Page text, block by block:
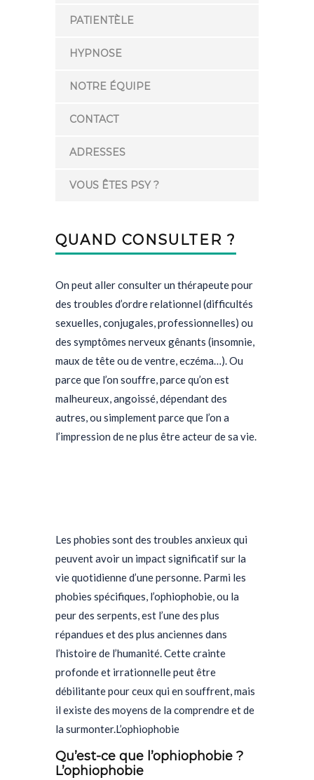
PATIENTÈLE
HYPNOSE
NOTRE ÉQUIPE
CONTACT
ADRESSES
VOUS ÊTES PSY ?
QUAND CONSULTER ?
On peut aller consulter un thérapeute pour
des troubles d’ordre relationnel (difficultés
sexuelles, conjugales, professionnelles) ou
des symptômes nerveux gênants (insomnie,
maux de tête ou de ventre, eczéma…). Ou
parce que l’on souffre, parce qu’on est
malheureux, angoissé, dépendant des
autres, ou simplement parce que l’on a
l’impression de ne plus être acteur de sa vie.
Les phobies sont des troubles anxieux qui
peuvent avoir un impact significatif sur la
vie quotidienne d’une personne. Parmi les
phobies spécifiques, l’ophiophobie, ou la
peur des serpents, est l’une des plus
répandues et des plus anciennes dans
l’histoire de l’humanité. Cette crainte
profonde et irrationnelle peut être
débilitante pour ceux qui en souffrent, mais
il existe des moyens de la comprendre et de
la surmonter.L’ophiophobie
Qu’est-ce que l’ophiophobie ?
L’ophiophobie